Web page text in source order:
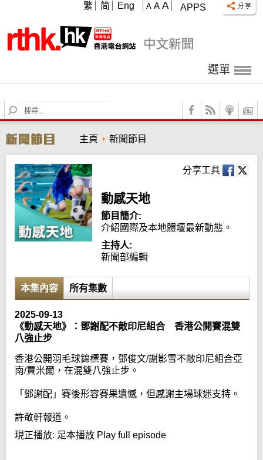
APPS
A A A
繁 简 Eng
選單
S
e
r
c
h
主頁 新聞節目
分享工具
動感天地
節目簡介:
介紹國際及本地體壇最新動態。
主持人:
新聞部編輯
本集內容 所有集數
2025-09-13
《動感天地》：鄧謝配不敵印尼組合 香港公開賽混雙
八強止步
香港公開羽毛球錦標賽，鄧俊文/謝影雪不敵印尼組合亞
南/賈米爾，在混雙八強止步。
「鄧謝配」賽後形容賽果遺憾，但感謝主場球迷支持。
許敬軒報道。
現正播放: 足本播放 Play full episode